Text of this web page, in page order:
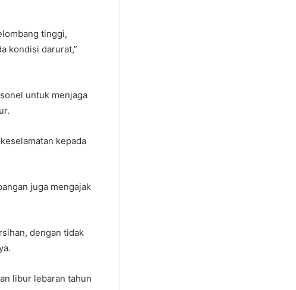
tinggi,
kondisi darurat,”
untuk menjaga
kepada
juga mengajak
dengan tidak
libur lebaran tahun